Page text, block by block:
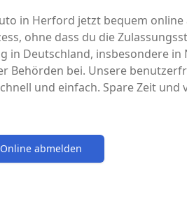
in Herford jetzt bequem
ohne dass du die
in Deutschland, insbesondere
Behörden bei. Unsere
und einfach. Spare Zeit
abmelden